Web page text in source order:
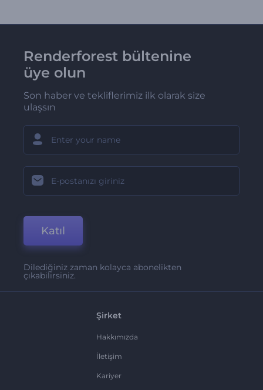
Renderforest bültenine
üye olun
Son haber ve tekliflerimiz ilk olarak size
ulaşsın
Katıl
Dilediğiniz zaman kolayca abonelikten
çıkabilirsiniz.
Şirket
Hakkımızda
İletişim
Kariyer